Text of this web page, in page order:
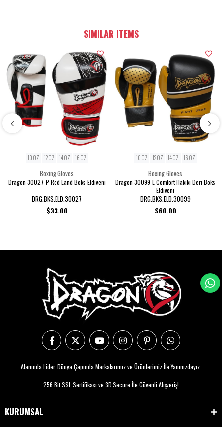
SIMILAR ITEMS
Boxing Gloves
Dragon 30027-P Red Land Boks Eldiveni
DRG.BKS.ELD.30027
$33.00
10 OZ 12 OZ 14 OZ 16 OZ
Boxing Gloves
Dragon 30099-L Comfort Hakiki Deri Boks
Eldiveni
DRG.BKS.ELD.30099
$60.00
10 OZ 12 OZ 14 OZ 16 OZ
Alanında Lider. Dünya Çapında Markalarımız ve Ürünlerimiz İle Yanınızdayız.
256 Bit SSL Sertifikası ve 3D Secure İle Güvenli Alışveriş!
KURUMSAL